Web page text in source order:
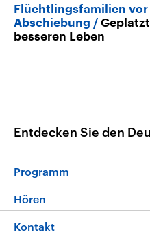
Flüchtlingsfamilien vor
Abschiebung
besseren Leben
Entdecken Sie den
Programm
Programm
Hören
Livestream
Kontakt